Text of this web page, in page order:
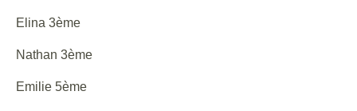
Elina 3ème
Nathan 3ème
Emilie 5ème